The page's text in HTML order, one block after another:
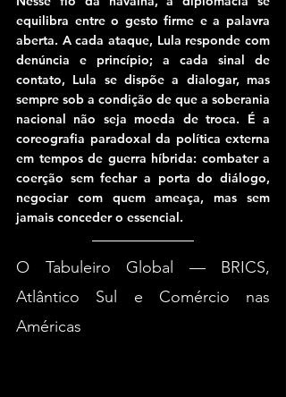
equilibra entre o gesto firme e a palavra
aberta. A cada ataque, Lula responde com
denúncia e princípio; a cada sinal de
contato, Lula se dispõe a dialogar, mas
sempre sob a condição de que a soberania
nacional não seja moeda de troca. É a
coreografia paradoxal da política externa
em tempos de guerra híbrida: combater a
coerção sem fechar a porta do diálogo,
negociar com quem ameaça, mas sem
jamais conceder o essencial.
O Tabuleiro Global — BRICS,
Atlântico Sul e Comércio nas
Américas